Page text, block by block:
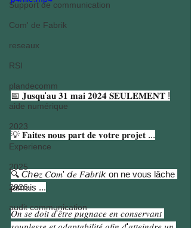
Support de communication
Com' de Fabrik
reseaux
RSI
plandecomm
aide numérique
2023
Experience
2025
2026
audit communication
📅 𝐉𝐮𝐬𝐪𝐮'𝐚𝐮 𝟑𝟏 𝐦𝐚𝐢 𝟐𝟎𝟐𝟒 𝐒𝐄𝐔𝐋𝐄𝐌𝐄𝐍𝐓 !
💡 𝐅𝐚𝐢𝐭𝐞𝐬 𝐧𝐨𝐮𝐬 𝐩𝐚𝐫𝐭 𝐝𝐞 𝐯𝐨𝐭𝐫𝐞 𝐩𝐫𝐨𝐣𝐞𝐭 ...
🔍 𝘊ℎ𝘦𝑧 𝐶𝘰𝑚' 𝘥𝑒 𝐹𝘢𝑏𝘳𝑖𝘬 on ne vous lâche
jamais ...
𝑂𝑛 𝑠𝑒 𝑑𝑜𝑖𝑡 𝑑'𝑒̂𝑡𝑟𝑒 𝑝𝑢𝑔𝑛𝑎𝑐𝑒 𝑒𝑛 𝑐𝑜𝑛𝑠𝑒𝑟𝑣𝑎𝑛𝑡